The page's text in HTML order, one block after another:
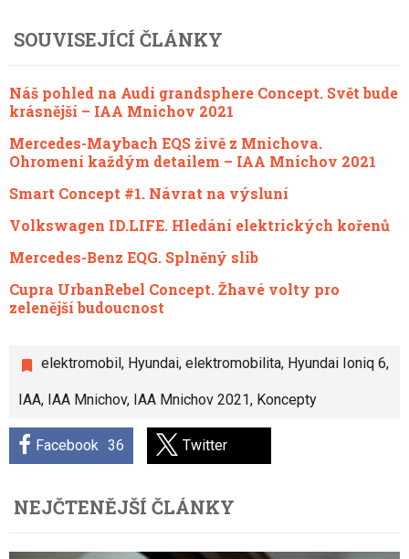
elektromobil , Hyundai, elektromobilita, Hyundai Ioniq 6,
IAA, IAA Mnichov, IAA Mnichov 2021, Koncepty
Facebook 36 Twitter
SOUVISEJÍCÍ ČLÁNKY
Náš pohled na Audi grandsphere Concept. Svět bude
krásnější – IAA Mnichov 2021
Mercedes-Maybach EQS živě z Mnichova.
Ohromení každým detailem – IAA Mnichov 2021
Smart Concept #1. Návrat na výsluní
Volkswagen ID.LIFE. Hledání elektrických kořenů
Mercedes-Benz EQG. Splněný slib
Cupra UrbanRebel Concept. Žhavé volty pro
zelenější budoucnost
NEJČTENĚJŠÍ ČLÁNKY